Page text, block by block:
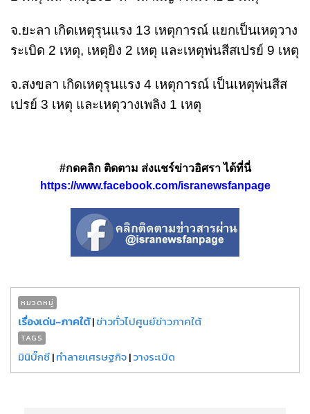
จ.ยะลา เกิดเหตุรุนแรง 13 เหตุการณ์ แยกเป็นเหตุวาง
ระเบิด 2 เหตุ, เหตุยิง 2 เหตุ และเหตุพ่นสีสเปรย์ 9 เหตุ
จ.สงขลา เกิดเหตุรุนแรง 4 เหตุการณ์ เป็นเหตุพ่นสีส
เปรย์ 3 เหตุ และเหตุวางเพลิง 1 เหตุ
#กดคลิก ติดตาม ส่งแชร์ข่าวอิศรา ได้ที่นี่
https://www.facebook.com/isranewsfanpage
หมวดหมู่
เรื่องเด่น-ภาคใต้|ข่าวทั่วไปศูนย์ข่าวภาคใต้
TAGS
มินิบิ๊กซี|ทำลายเศรษฐกิจ|วางระเบิด